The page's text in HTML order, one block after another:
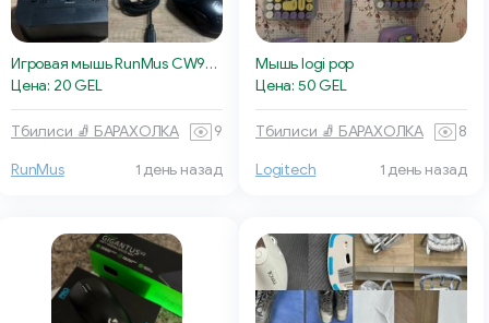
Игровая мышь RunMus CW902
Цена: 20 GEL
Тбилиси 🧦 БАРАХОЛКА 9
RunMus 1 день назад
Мышь logi pop
Цена: 50 GEL
Тбилиси 🧦 БАРАХОЛКА 8
Logitech 1 день назад